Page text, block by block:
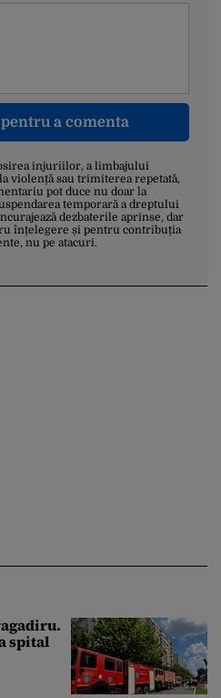
a comenta
injuriilor, a limbajului
violență sau trimiterea repetată,
pot duce nu doar la
temporară a dreptului
dezbaterile aprinse, dar
înțelegere și pentru contribuția
nu pe atacuri.
spital